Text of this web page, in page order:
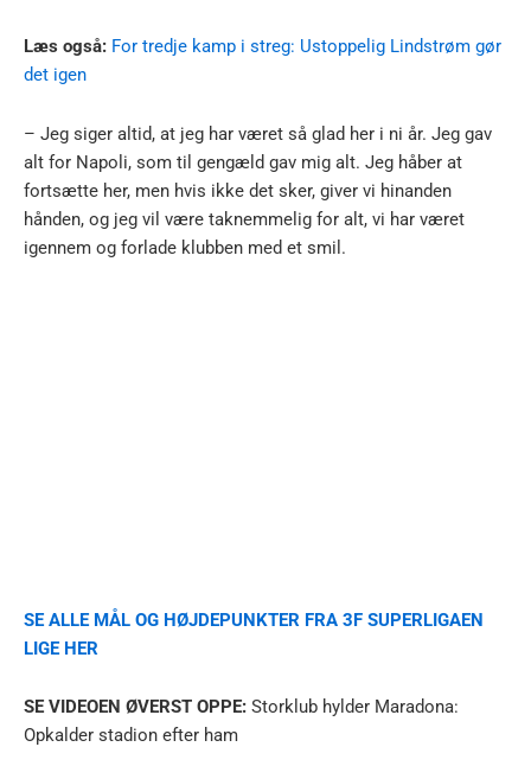
Læs også: For tredje kamp i streg: Ustoppelig Lindstrøm gør
det igen
– Jeg siger altid, at jeg har været så glad her i ni år. Jeg gav
alt for Napoli, som til gengæld gav mig alt. Jeg håber at
fortsætte her, men hvis ikke det sker, giver vi hinanden
hånden, og jeg vil være taknemmelig for alt, vi har været
igennem og forlade klubben med et smil.
SE ALLE MÅL OG HØJDEPUNKTER FRA 3F SUPERLIGAEN
LIGE HER
SE VIDEOEN ØVERST OPPE: Storklub hylder Maradona:
Opkalder stadion efter ham